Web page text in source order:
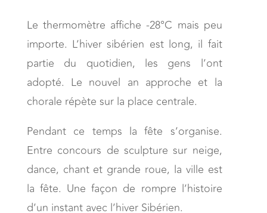
Le thermomètre affiche -28°C mais peu
importe. L’hiver sibérien est long, il fait
partie du quotidien, les gens l’ont
adopté. Le nouvel an approche et la
chorale répète sur la place centrale.
Pendant ce temps la fête s’organise.
Entre concours de sculpture sur neige,
dance, chant et grande roue, la ville est
la fête. Une façon de rompre l’histoire
d’un instant avec l’hiver Sibérien.